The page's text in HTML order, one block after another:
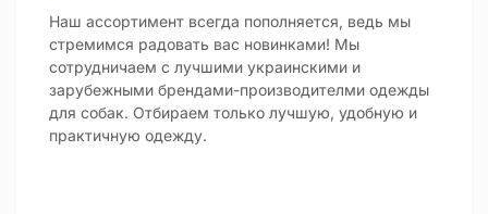
Наш ассортимент всегда пополняется, ведь мы
стремимся радовать вас новинками! Мы
сотрудничаем с лучшими украинскими и
зарубежными брендами-производителми одежды
для собак. Отбираем только лучшую, удобную и
практичную одежду.